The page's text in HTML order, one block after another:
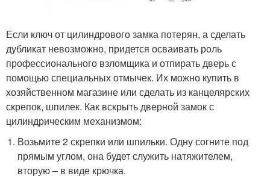
Если ключ от цилиндрового замка потерян, а сделать
дубликат невозможно, придется осваивать роль
профессионального взломщика и отпирать дверь с
помощью специальных отмычек. Их можно купить в
хозяйственном магазине или сделать из канцелярских
скрепок, шпилек. Как вскрыть дверной замок с
цилиндрическим механизмом:
Возьмите 2 скрепки или шпильки. Одну согните под
прямым углом, она будет служить натяжителем,
вторую – в виде крючка.